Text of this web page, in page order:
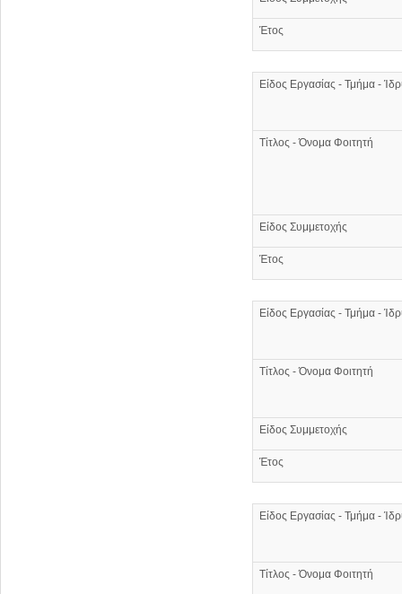
Έτος
Είδος Εργασίας - Τμήμα -
Τίτλος - Όνομα Φοιτητή
Είδος Συμμετοχής
Έτος
Είδος Εργασίας - Τμήμα -
Τίτλος - Όνομα Φοιτητή
Είδος Συμμετοχής
Έτος
Είδος Εργασίας - Τμήμα -
Τίτλος - Όνομα Φοιτητή